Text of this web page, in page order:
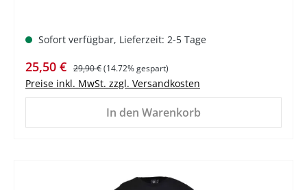
Sofort verfügbar, Lieferzeit: 2-5 Tage
Verkaufspreis:
25,50 € Regulärer Preis:
29,90 €(14.72% gespart)
Preise inkl. MwSt. zzgl. Versandkosten
In den Warenkorb